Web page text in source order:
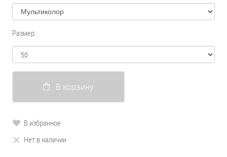
Размер:
В корзину
В избранное
Нет в наличии